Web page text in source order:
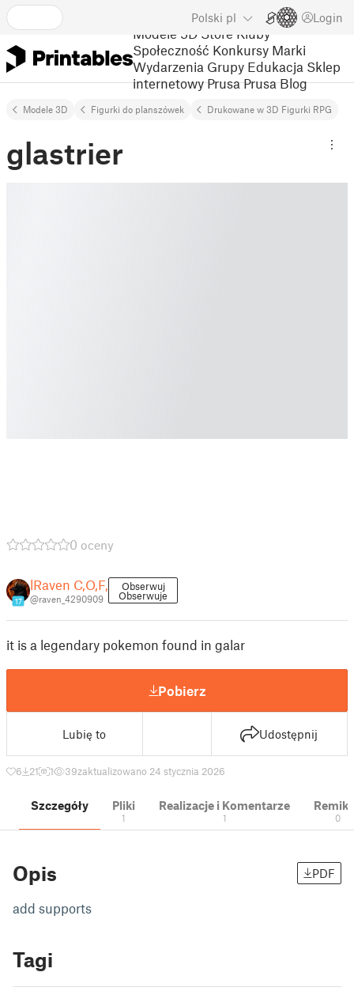
Polski pl Login
Modele 3D Store Kluby
Społeczność Konkursy Marki
Wydarzenia Grupy Edukacja Sklep
internetowy Prusa Prusa Blog
Modele 3D Figurki do planszówek Drukowane w 3D Figurki RPG
glastrier
0 oceny
17
lRaven C,O,F,
@raven_4290909
Obserwuj
Obserwuje
it is a legendary pokemon found in galar
Pobierz
Lubię to Udostępnij
6 21 1 39zaktualizowano 24 stycznia 2026
Szczegóły Pliki
1
Realizacje i Komentarze
1 0
Opis PDF
add supports
Tagi